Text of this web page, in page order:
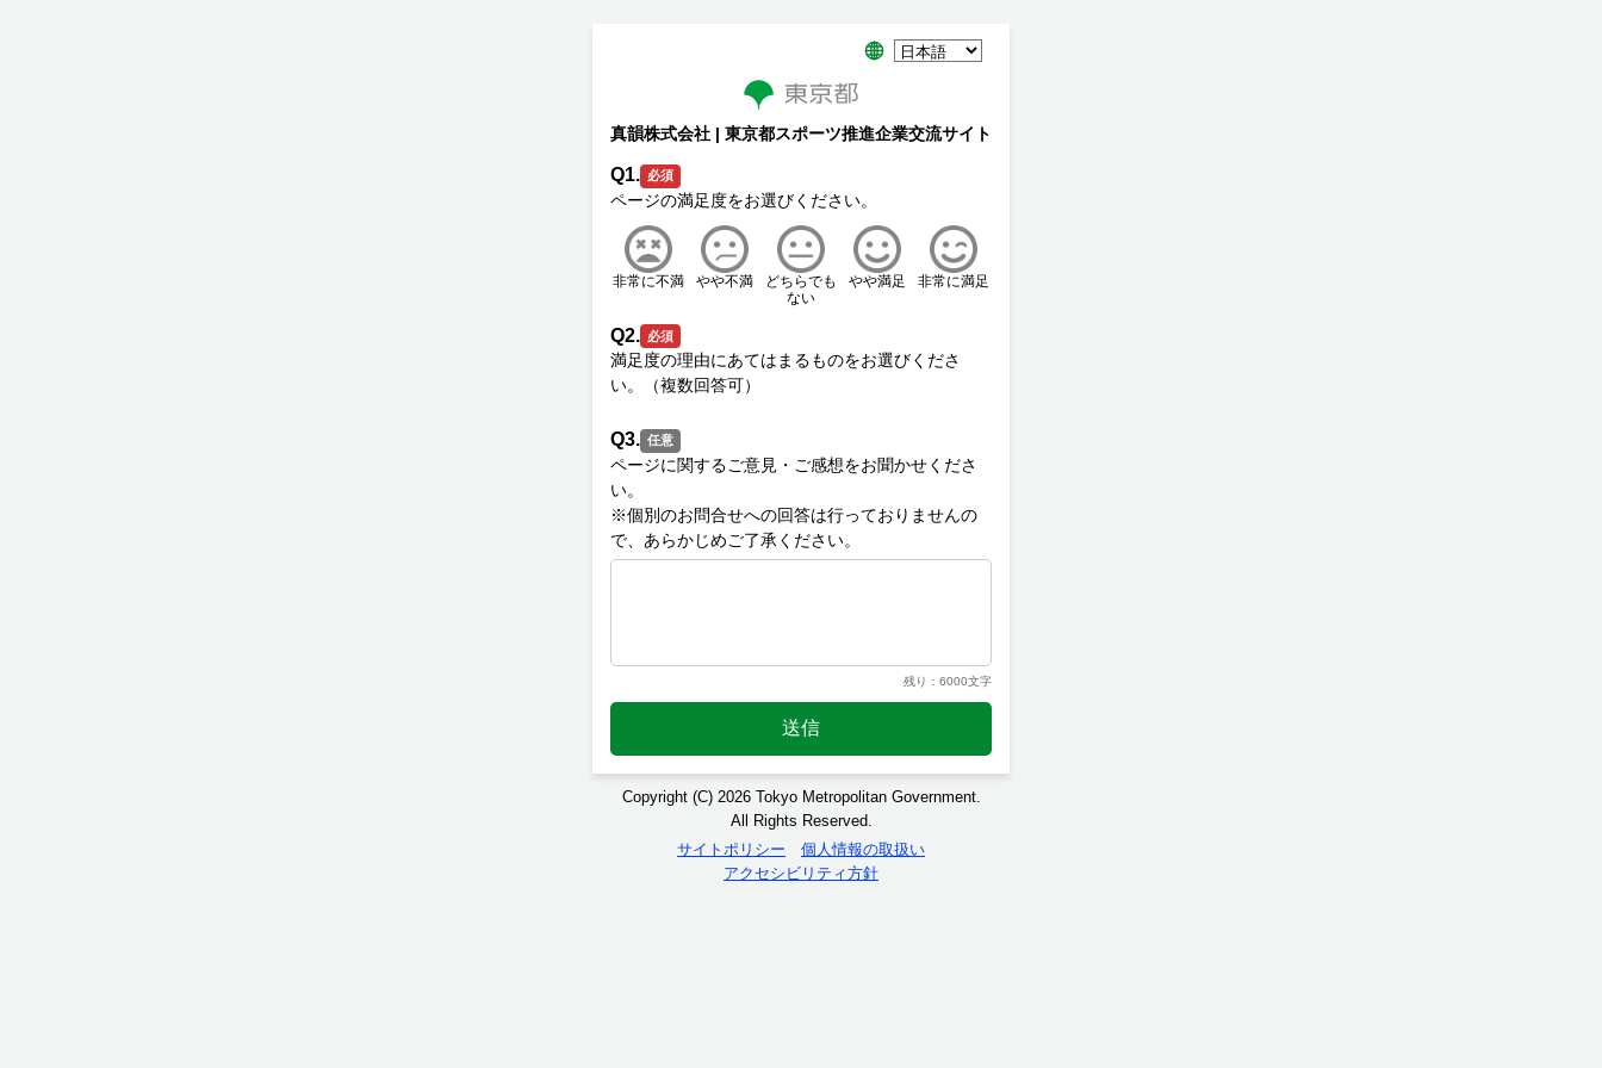
真韻株式会社 | 東京都スポーツ推進企業交流サイト
Q1. 必須
非常に不満 やや不満
どちらでも
ない
やや満足 非常に満足
Q2. 必須
満足度の理由にあてはまるものをお選びくださ
Q3. 任意
ページに関するご意見・ご感想をお聞かせくださ
い。
※個別のお問合せへの回答は行っておりませんの
残り：6000文字
送信
Copyright (C) 2026 Tokyo Metropolitan Government.
All Rights Reserved.
サイトポリシー
個人情報の取扱い
アクセシビリティ方針